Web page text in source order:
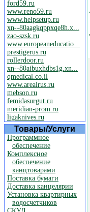
ford59.ru
www.reno59.ru
www.helpsetup.ru
xn--80aagkqppxqe8h.x...
zao-szsk.ru
www.europeaneducatio...
prestigerus.ru
rollerdoor.ru
xn--80aibuxhdbs1g.xn...
qmedical.co.il
www.arealrus.ru
mebson.ru
femidasurgut.ru
meridian-prom.ru
ligaknives.ru
Товары/Услуги
Программное
обеспечение
Комплексное
обеспечение
канцтоварами
Поставка бумаги
Доставка канцелярии
Установка квартирных
водосчетчиков